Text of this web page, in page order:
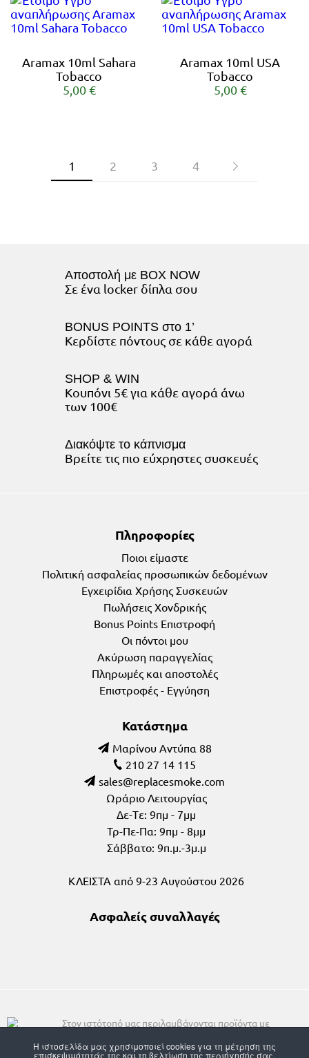
Aramax 10ml Sahara
Tobacco
5,00 €
Aramax 10ml USA
Tobacco
5,00 €
1 2 3 4
Αποστολή με BOX NOW
Σε ένα locker δίπλα σου
BONUS POINTS στο 1’
Κερδίστε πόντους σε κάθε αγορά
SHOP & WIN
Κουπόνι 5€ για κάθε αγορά άνω
των 100€
Διακόψτε το κάπνισμα
Bρείτε τις πιο εύχρηστες συσκευές
Πληροφορίες
Ποιοι είμαστε
Πολιτική ασφαλείας προσωπικών δεδομένων
Εγχειρίδια Χρήσης Συσκευών
Πωλήσεις Χονδρικής
Bonus Points Επιστροφή
Οι πόντοι μου
Ακύρωση παραγγελίας
Πληρωμές και αποστολές
Επιστροφές - Εγγύηση
Κατάστημα
Μαρίνου Αντύπα 88
210 27 14 115
Ωράριο Λειτουργίας
Δε-Tε: 9πμ - 7μμ
Τρ-Πε-Πα: 9πμ - 8μμ
Σάββατο: 9π.μ.-3μ.μ
ΚΛΕΙΣΤΑ από 9-23 Αυγούστου 2026
Ασφαλείς συναλλαγές
Στον ιστότοπό μας περιλαμβάνονται προϊόντα με
και ενδέχεται να είναι επιβλαβή για την υγεία. Απαγορεύεται η αγορά
Η ιστοσελίδα μας χρησιμοποιεί cookies για τη μέτρηση της
επισκεψιμότητάς της και τη βελτίωση της περιήγησής σας.